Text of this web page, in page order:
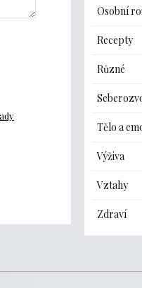
Osobní
Recepty
Různé
Tělo a
Výživa
Vztahy
Zdraví